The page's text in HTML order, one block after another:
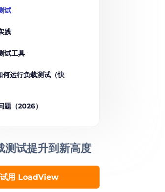
试
践
试工具
运行负载测试（快
题（2026）
测试提升到 新高度
用 LoadView